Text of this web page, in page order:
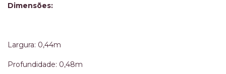
Dimensões:
Largura: 0,44m
Profundidade: 0,48m